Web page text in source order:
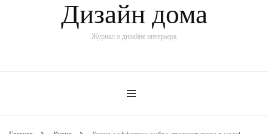
Дизайн дома
Журнал о дизайне интерьера